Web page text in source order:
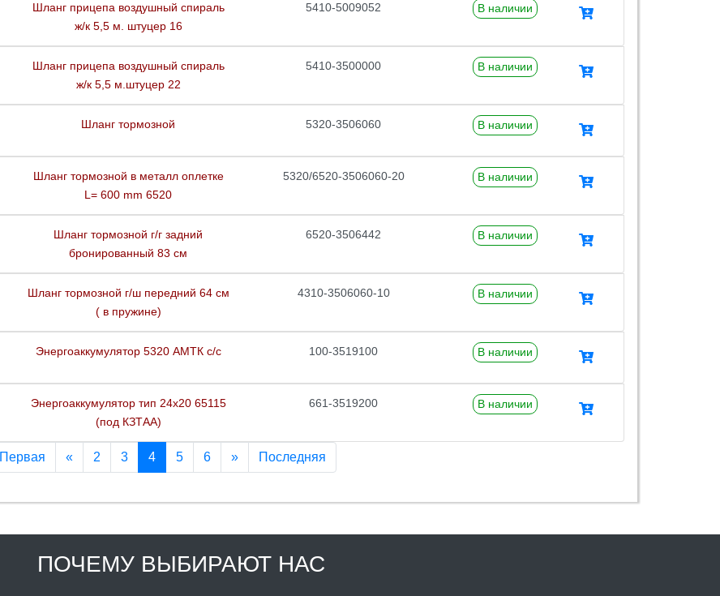
Шланг прицепа воздушный спираль
ж/к 5,5 м. штуцер 16
5410-5009052 В наличии
Шланг прицепа воздушный спираль
ж/к 5,5 м.штуцер 22
5410-3500000 В наличии
Шланг тормозной 5320-3506060 В наличии
Шланг тормозной в металл оплетке
L= 600 mm 6520
5320/6520-3506060-20 В наличии
Шланг тормозной г/г задний
бронированный 83 см
6520-3506442 В наличии
Шланг тормозной г/ш передний 64 см
( в пружине)
4310-3506060-10 В наличии
Энергоаккумулятор 5320 АМТК с/с 100-3519100 В наличии
Энергоаккумулятор тип 24х20 65115
(под КЗТАА)
661-3519200 В наличии
Первая « 2 3 4 5 6 » Последняя
ПОЧЕМУ ВЫБИРАЮТ НАС